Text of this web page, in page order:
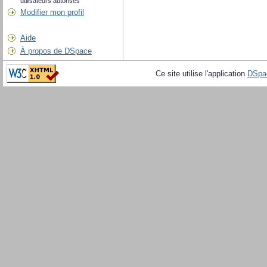
Modifier mon profil
Aide
À propos de DSpace
Ce site utilise l'application